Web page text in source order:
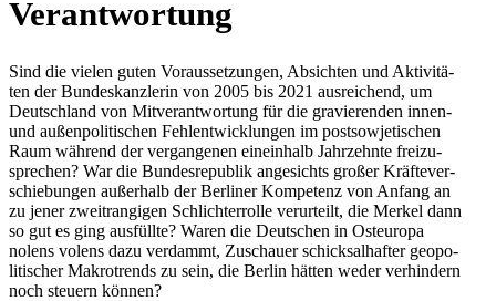
Verantwortung
Sind die vielen guten Vor­aus­set­zun­gen, Absich­ten und Akti­vi­tä­
ten der Bun­des­kanz­le­rin von 2005 bis 2021 aus­rei­chend, um
Deutsch­land von Mit­ver­ant­wor­tung für die gra­vie­ren­den innen-
und außen­po­li­ti­schen Fehl­ent­wick­lun­gen im post­so­wje­ti­schen
Raum während der ver­gan­ge­nen ein­ein­halb Jahr­zehnte frei­zu­
spre­chen? War die Bun­des­re­pu­blik ange­sichts großer Kräf­te­ver­
schie­bun­gen außer­halb der Ber­li­ner Kom­pe­tenz von Anfang an
zu jener zweit­ran­gi­gen Schlich­ter­rolle ver­ur­teilt, die Merkel dann
so gut es ging aus­füllte? Waren die Deut­schen in Ost­eu­ropa
nolens volens dazu ver­dammt, Zuschauer schick­sal­haf­ter geo­po­
li­ti­scher Makro­trends zu sein, die Berlin hätten weder ver­hin­dern
noch steuern können?